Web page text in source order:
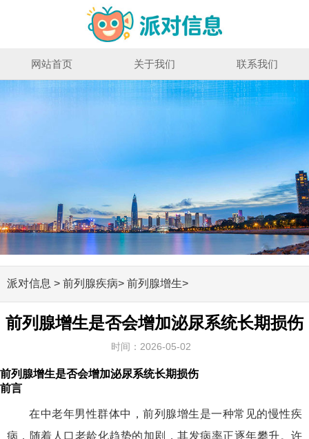
网站首页 关于我们 联系我们
派对信息 > 前列腺疾病> 前列腺增生>
前列腺增生是否会增加泌尿系统长期损伤
时间：2026-05-02
前列腺增生是否会增加泌尿系统长期损伤
前言
在中老年男性群体中，前列腺增生是一种常见的慢性疾
病，随着人口老龄化趋势的加剧，其发病率正逐年攀升。许